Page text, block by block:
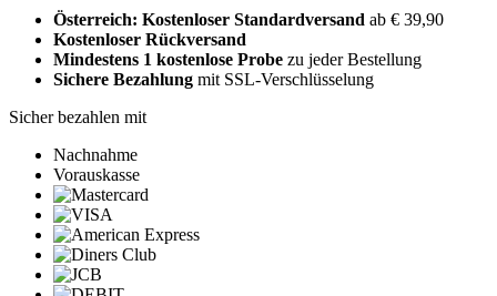
Österreich: Kostenloser Standardversand ab € 39,90
Kostenloser Rückversand
Mindestens 1 kostenlose Probe zu jeder Bestellung
Sichere Bezahlung mit SSL-Verschlüsselung
Sicher bezahlen mit
Nachnahme
Vorauskasse